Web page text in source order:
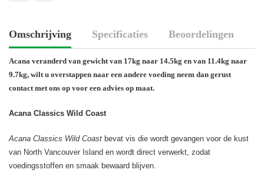
Omschrijving Specificaties Beoordelingen
Acana veranderd van gewicht van 17kg naar 14.5kg en van 11.4kg naar
9.7kg, wilt u overstappen naar een andere voeding neem dan gerust
contact met ons op voor een advies op maat.
Acana Classics Wild Coast
Acana Classics Wild Coast bevat vis die wordt gevangen voor de kust
van North Vancouver Island en wordt direct verwerkt, zodat
voedingsstoffen en smaak bewaard blijven.